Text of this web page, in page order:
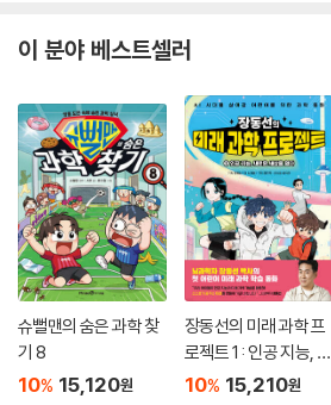
이 분야 베스트셀러
슈뻘맨의 숨은 과학 찾
기 8
10% 15,120원
장동선의 미래 과학 프
로젝트 1 : 인공 지능, 새
로운 세상을 열다
10% 15,210원